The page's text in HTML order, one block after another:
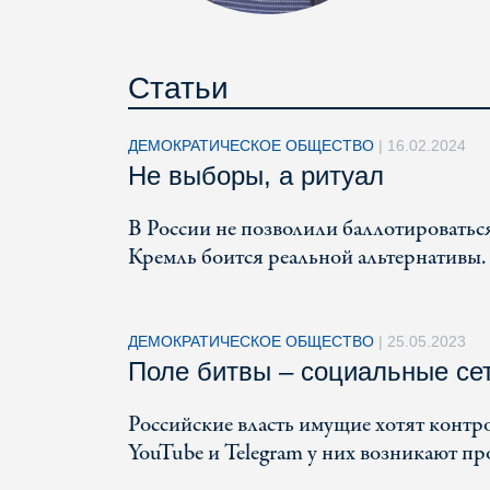
Статьи
ДЕМОКРАТИЧЕСКОЕ ОБЩЕСТВО | 16.02.2024
Не выборы, а ритуал
В России не позволили
Кремль боится реальной альтернативы.
ДЕМОКРАТИЧЕСКОЕ ОБЩЕСТВО | 25.05.2023
Поле битвы – социальные
Российские власть имущие хотят
YouTube и Telegram у них возникают